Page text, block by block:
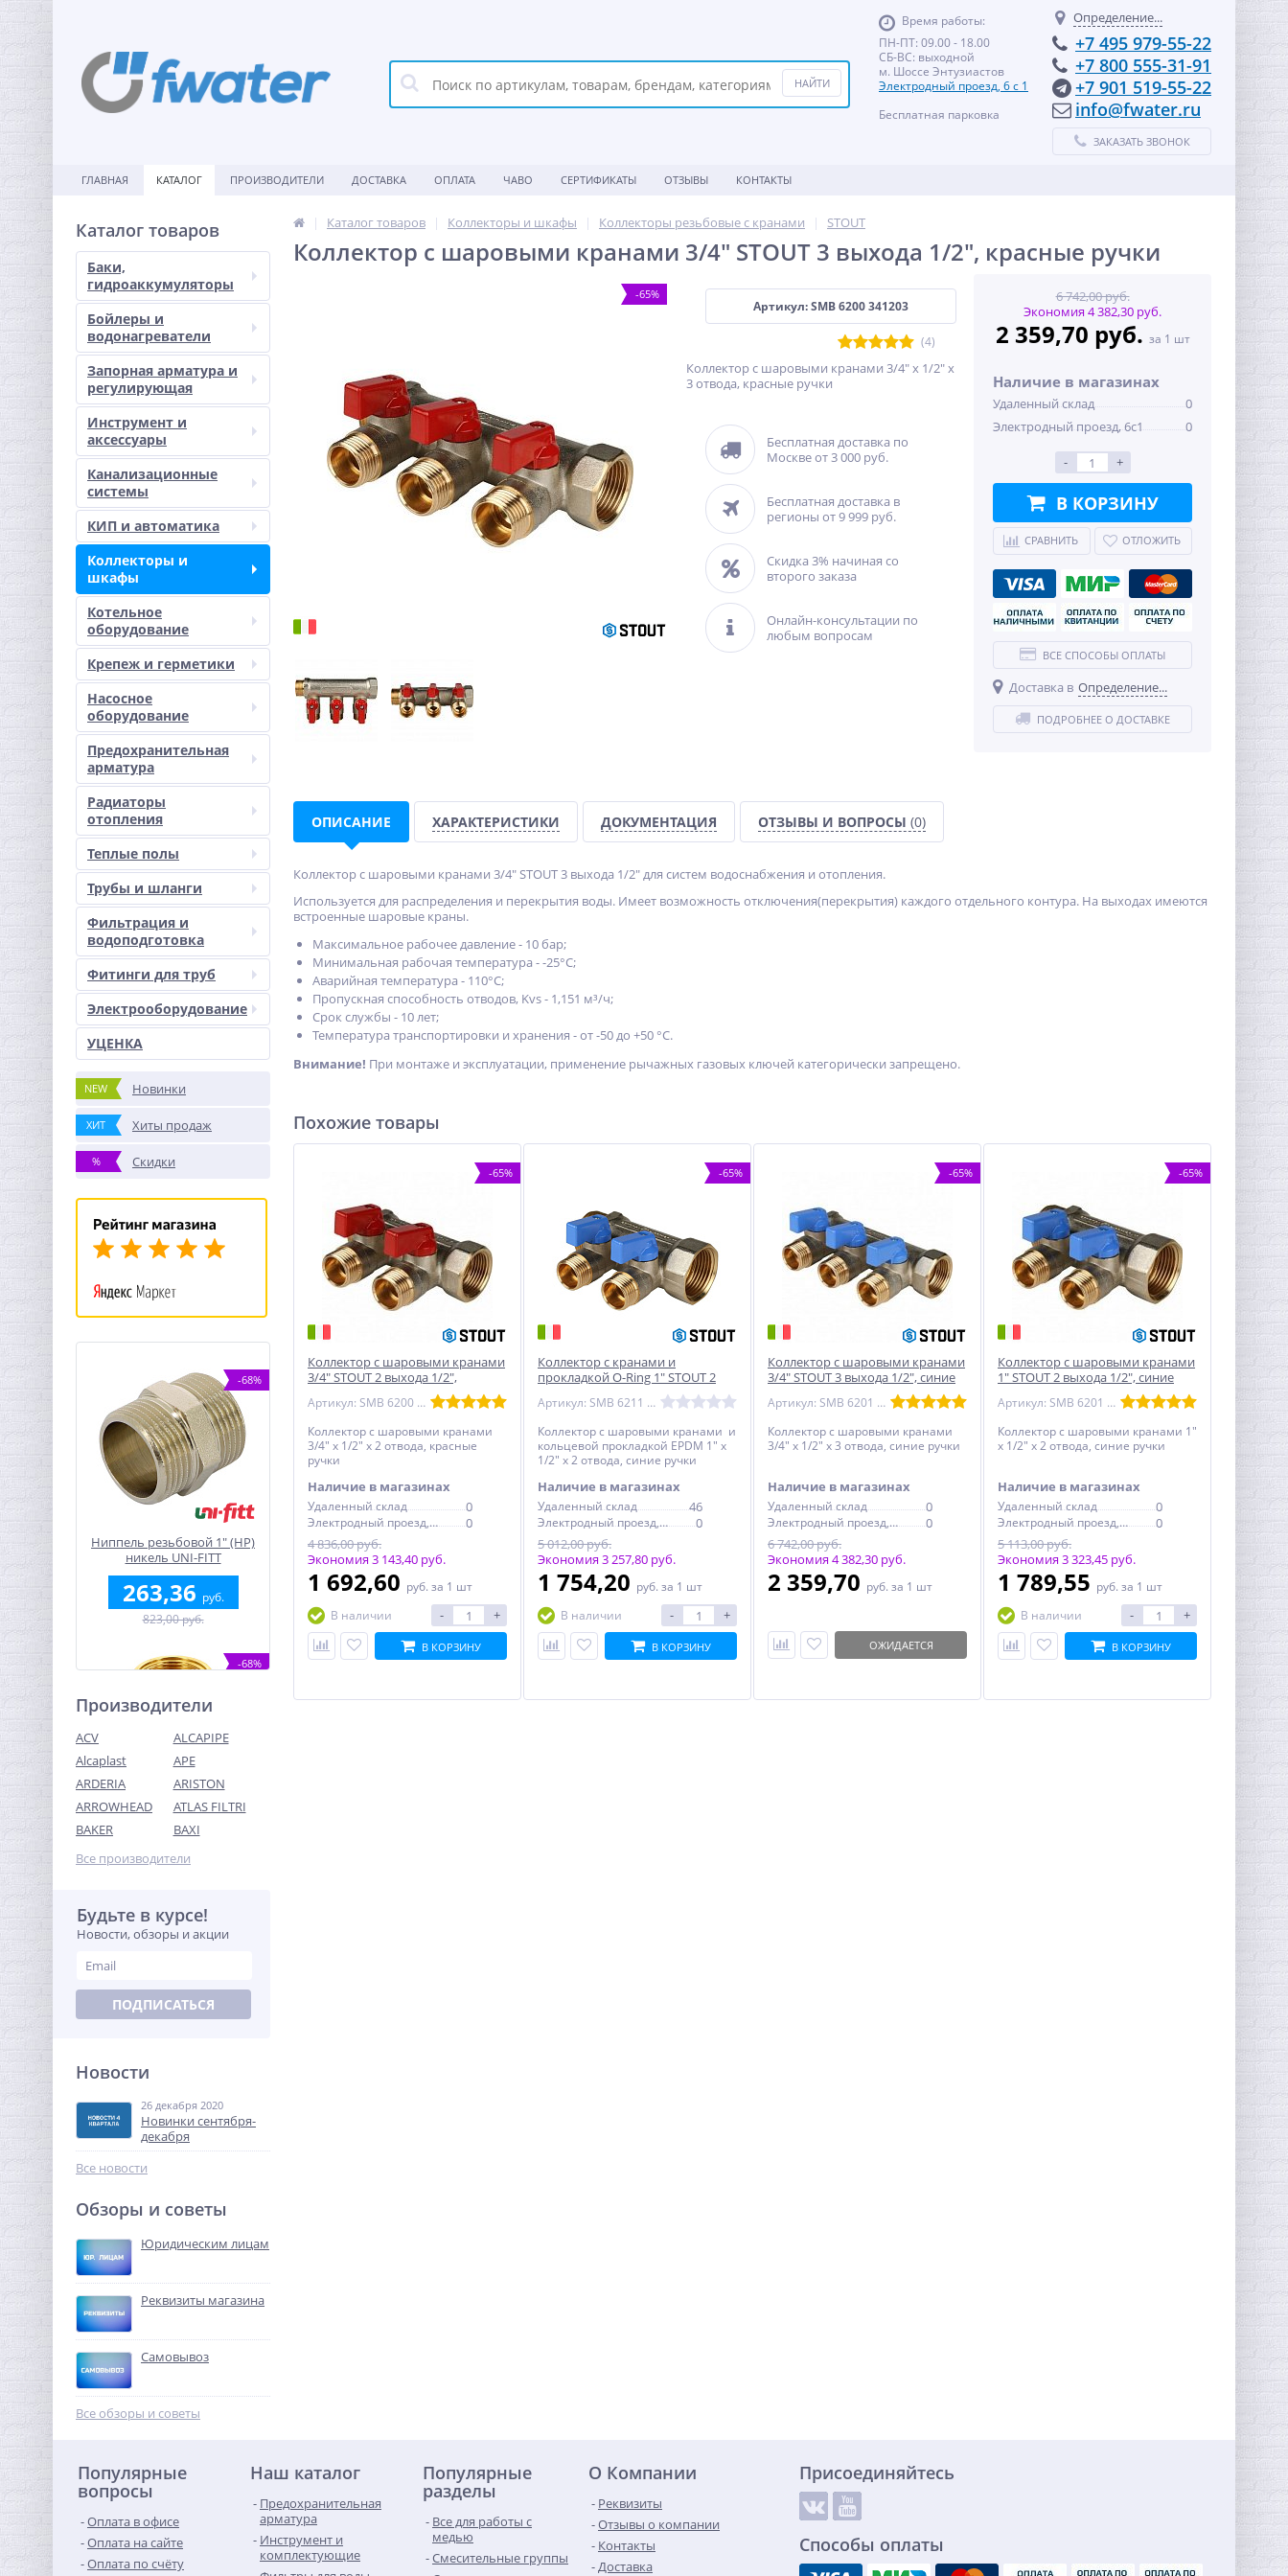
Время работы:
ПН-ПТ: 09.00 - 18.00
СБ-ВС: выходной
м. Шоссе Энтузиастов
Электродный проезд, 6 с 1
Бесплатная парковка
Определение...
+7 495 979-55-22
+7 800 555-31-91
+7 901 519-55-22
info@fwater.ru
ЗАКАЗАТЬ ЗВОНОК
ГЛАВНАЯ КАТАЛОГ ПРОИЗВОДИТЕЛИ ДОСТАВКА ОПЛАТА ЧАВО СЕРТИФИКАТЫ ОТЗЫВЫ КОНТАКТЫ
Каталог товаров
Баки,
гидроаккумуляторы
Бойлеры и
водонагреватели
Запорная арматура и
регулирующая
Инструмент и
аксессуары
Канализационные
системы
КИП и автоматика
Коллекторы и
шкафы
Котельное
оборудование
Крепеж и герметики
Насосное
оборудование
Предохранительная
арматура
Радиаторы
отопления
Теплые полы
Трубы и шланги
Фильтрация и
водоподготовка
Фитинги для труб
Электрооборудование
УЦЕНКА
NEW Новинки
ХИТ Хиты продаж
% Скидки
-68%
Ниппель резьбовой 1" (НР)
никель UNI-FITT
263,36 руб.
823,00 руб.
-68%
Тройник резьбовой (ВР)
3/4" латунь UNI-FITT
336,96
Переходник резьбовой
1/2" х 3/8" ВН никель UNI-
FITT
138,56
Кран шаровый с
электроприводом Neptun
Profi 220В 1"1/4
31 476,00 руб.
-68%
Производители
ACV
ALCAPIPE
Alcaplast
APE
ARDERIA
ARISTON
ARROWHEAD
ATLAS FILTRI
BAKER
BAXI
Все производители
Будьте в курсе!
Новости, обзоры и акции
ПОДПИСАТЬСЯ
Новости
26 декабря 2020
Новинки сентября-
декабря
Все новости
Обзоры и советы
Юридическим лицам
Реквизиты магазина
Самовывоз
Все обзоры и советы
Каталог товаров Коллекторы и шкафы Коллекторы резьбовые с кранами STOUT
Коллектор с шаровыми кранами 3/4" STOUT 3 выхода 1/2", красные ручки
-65%
Артикул: SMB 6200 341203
(4)
Коллектор с шаровыми кранами 3/4" х 1/2" х
3 отвода, красные ручки
Бесплатная доставка по
Москве от 3 000 руб.
Бесплатная доставка в
регионы от 9 999 руб.
Скидка 3% начиная со
второго заказа
Онлайн-консультации по
любым вопросам
6 742,00 руб.
Экономия 4 382,30 руб.
2 359,70 руб. за 1 шт
Наличие в магазинах
Удаленный склад
0
Электродный проезд, 6с1
0
- +
В КОРЗИНУ
СРАВНИТЬ ОТЛОЖИТЬ
ВСЕ СПОСОБЫ ОПЛАТЫ
Доставка в Определение...
ПОДРОБНЕЕ О ДОСТАВКЕ
ОПИСАНИЕ ХАРАКТЕРИСТИКИ ДОКУМЕНТАЦИЯ ОТЗЫВЫ И ВОПРОСЫ (0)
Коллектор с шаровыми кранами 3/4" STOUT 3 выхода 1/2" для систем водоснабжения и отопления.
Используется для распределения и перекрытия воды. Имеет возможность отключения(перекрытия) каждого отдельного контура. На выходах имеются
встроенные шаровые краны.
Максимальное рабочее давление - 10 бар;
Минимальная рабочая температура - -25°С;
Аварийная температура - 110°С;
Пропускная способность отводов, Kvs - 1,151 м³/ч;
Срок службы - 10 лет;
Температура транспортировки и хранения - от -50 до +50 °С.
Внимание! При монтаже и эксплуатации, применение рычажных газовых ключей категорически запрещено.
Похожие товары
-65%
Коллектор с шаровыми кранами
3/4" STOUT 2 выхода 1/2",
Артикул: SMB 6200 341202
Коллектор с шаровыми кранами
3/4" х 1/2" х 2 отвода, красные
ручки
Наличие в магазинах
Удаленный склад 0
Электродный проезд, 6с1
0
4 836,00 руб.
Экономия 3 143,40 руб.
1 692,60 руб. за 1 шт
В наличии
- +
В КОРЗИНУ
-65%
Коллектор с кранами и
прокладкой O-Ring 1" STOUT 2
выхода 1/2", синие ручки
Артикул: SMB 6211 011202
Коллектор с шаровыми кранами и
кольцевой прокладкой EPDM 1" х
1/2" х 2 отвода, синие ручки
Наличие в магазинах
Удаленный склад 46
Электродный проезд, 6с1
0
5 012,00 руб.
Экономия 3 257,80 руб.
1 754,20 руб. за 1 шт
В наличии
- +
В КОРЗИНУ
-65%
Коллектор с шаровыми кранами
3/4" STOUT 3 выхода 1/2", синие
Артикул: SMB 6201 341203
Коллектор с шаровыми кранами
3/4" х 1/2" х 3 отвода, синие ручки
Наличие в магазинах
Удаленный склад 0
Электродный проезд, 6с1
0
6 742,00 руб.
Экономия 4 382,30 руб.
2 359,70 руб. за 1 шт
ОЖИДАЕТСЯ
-65%
Коллектор с шаровыми кранами
1" STOUT 2 выхода 1/2", синие
Артикул: SMB 6201 011202
Коллектор с шаровыми кранами 1"
х 1/2" х 2 отвода, синие ручки
Наличие в магазинах
Удаленный склад 0
Электродный проезд, 6с1
0
5 113,00 руб.
Экономия 3 323,45 руб.
1 789,55 руб. за 1 шт
В наличии
- +
В КОРЗИНУ
Популярные
вопросы
Оплата в офисе
Оплата на сайте
Оплата по счёту
Наш каталог
Предохранительная
арматура
Инструмент и
комплектующие
Популярные
разделы
Все для работы с
медью
Смесительные группы
О Компании
Реквизиты
Отзывы о компании
Контакты
Доставка
Присоединяйтесь
Способы оплаты